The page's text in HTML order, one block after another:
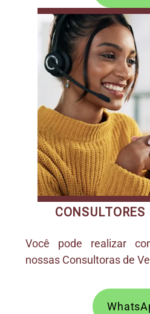
Você pode realizar
nossas Consultoras de